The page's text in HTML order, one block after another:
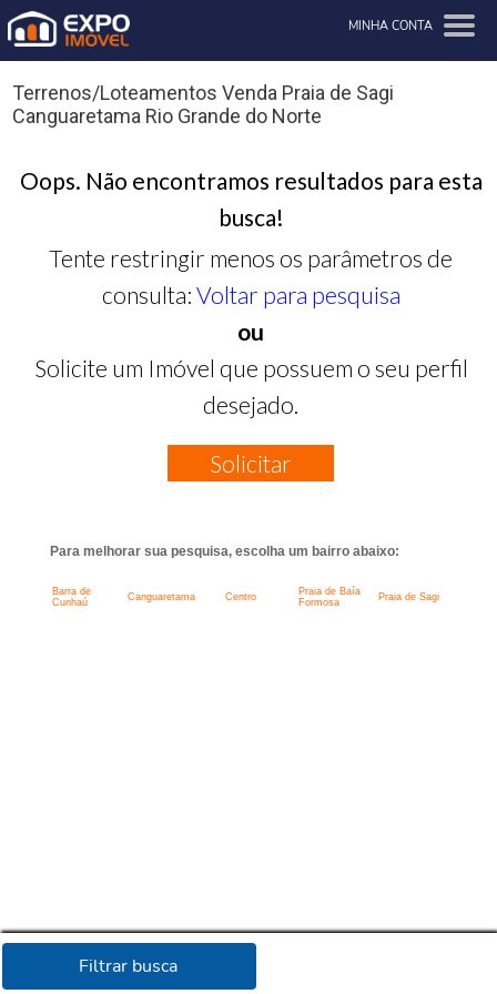
MINHA CONTA
Filtrar busca
Terrenos/Loteamentos Venda Praia de Sagi
Canguaretama Rio Grande do Norte
Oops. Não encontramos resultados para esta
busca!
Tente restringir menos os parâmetros de
consulta: Voltar para pesquisa
ou
Solicite um Imóvel que possuem o seu perfil
desejado.
Solicitar
Para melhorar sua pesquisa, escolha um bairro abaixo:
Barra de
Cunhaú
Canguaretama Centro
Praia de Baía
Formosa
Praia de Sagi